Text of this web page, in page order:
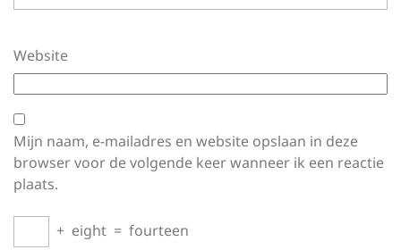
Website
Mijn naam, e-mailadres en website opslaan in deze
browser voor de volgende keer wanneer ik een reactie
plaats.
+ eight = fourteen